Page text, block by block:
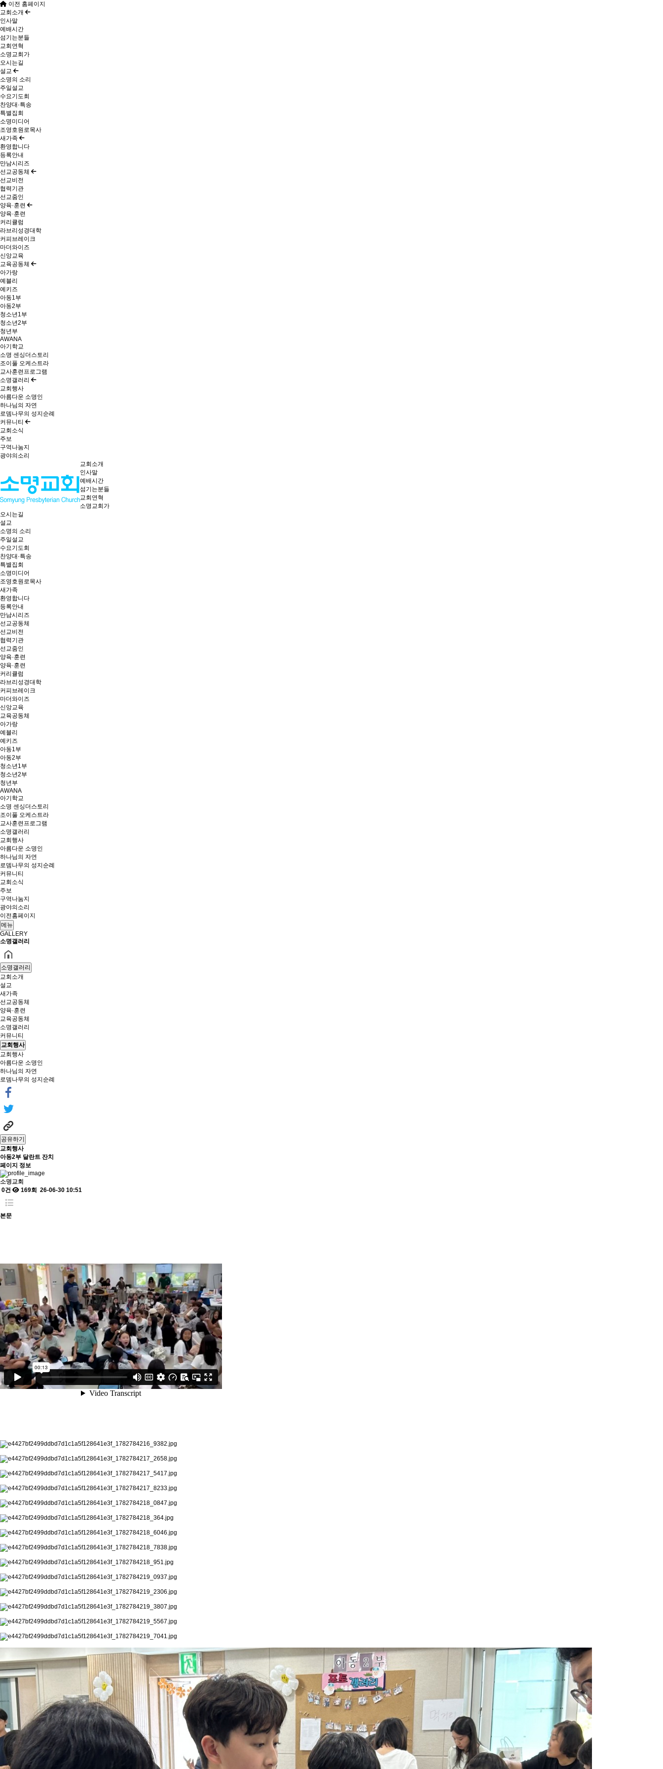
이전 홈페이지
교회소개
인사말
예배시간
섬기는분들
교회연혁
소명교회가
오시는길
설교
소명의 소리
주일설교
수요기도회
찬양대·특송
특별집회
소명미디어
조영호원로목사
새가족
환영합니다
등록안내
만남시리즈
선교공동체
선교비전
협력기관
선교줌인
양육·훈련
양육·훈련
커리큘럼
라브리성경대학
커피브레이크
마더와이즈
신앙교육
교육공동체
아가랑
예블리
예키즈
아동1부
아동2부
청소년1부
청소년2부
청년부
AWANA
아기학교
소명 센싱더스토리
조이풀 오케스트라
교사훈련프로그램
소명갤러리
교회행사
아름다운 소명인
하나님의 자연
로뎀나무의 성지순례
커뮤니티
교회소식
주보
구역나눔지
광야의소리
교회소개
인사말
예배시간
섬기는분들
교회연혁
소명교회가
오시는길
설교
소명의 소리
주일설교
수요기도회
찬양대·특송
특별집회
소명미디어
조영호원로목사
새가족
환영합니다
등록안내
만남시리즈
선교공동체
선교비전
협력기관
선교줌인
양육·훈련
양육·훈련
커리큘럼
라브리성경대학
커피브레이크
마더와이즈
신앙교육
교육공동체
아가랑
예블리
예키즈
아동1부
아동2부
청소년1부
청소년2부
청년부
AWANA
아기학교
소명 센싱더스토리
조이풀 오케스트라
교사훈련프로그램
소명갤러리
교회행사
아름다운 소명인
하나님의 자연
로뎀나무의 성지순례
커뮤니티
교회소식
주보
구역나눔지
광야의소리
이전홈페이지
메뉴
GALLERY
소명갤러리
소명갤러리
교회소개
설교
새가족
선교공동체
양육·훈련
교육공동체
소명갤러리
커뮤니티
교회행사
교회행사
아름다운 소명인
하나님의 자연
로뎀나무의 성지순례
공유하기
교회행사
아동2부 달란트 잔치
페이지 정보
소명교회
0건
169회 26-06-30 10:51
본문